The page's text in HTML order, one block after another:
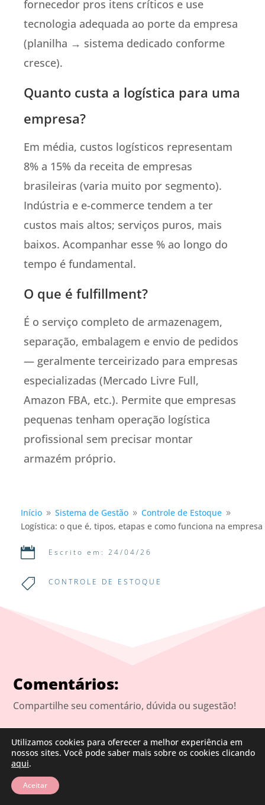
fornecedor pros itens críticos e use
tecnologia adequada ao porte da empresa
(planilha → sistema dedicado conforme
cresce).
Quanto custa a logística para uma
empresa?
Em média, custos logísticos representam
8% a 15% da receita de empresas
brasileiras (varia muito por segmento).
Indústria e e-commerce tendem a ter
custos mais altos; serviços puros, mais
baixos. Acompanhar esse % ao longo do
tempo é fundamental.
O que é fulfillment?
É o serviço completo de armazenagem,
separação, embalagem e envio de pedidos
— geralmente terceirizado para empresas
especializadas (Mercado Livre Full,
Amazon FBA, etc.). Permite que empresas
pequenas tenham operação logística
profissional sem precisar montar
armazém próprio.
Início 9 Sistema de Gestão 9 Controle de Estoque 9
Logística: o que é, tipos, etapas e como funciona na empresa
 Escrito em: 24/04/26
 CONTROLE DE ESTOQUE
Comentários:
Compartilhe seu comentário, dúvida ou sugestão!
Joanilza no 16/07/2020 a partir do 20:50
Eu trabalho em um almoxarifado público da
Secretaria de Educação da minha vida sai de uma
estrutura provisória pra uma definitiva, e ainda
Utilizamos cookies para oferecer a melhor experiência em
nossos sites. Você pode saber mais sobre os cookies clicando
aqui.
Aceitar